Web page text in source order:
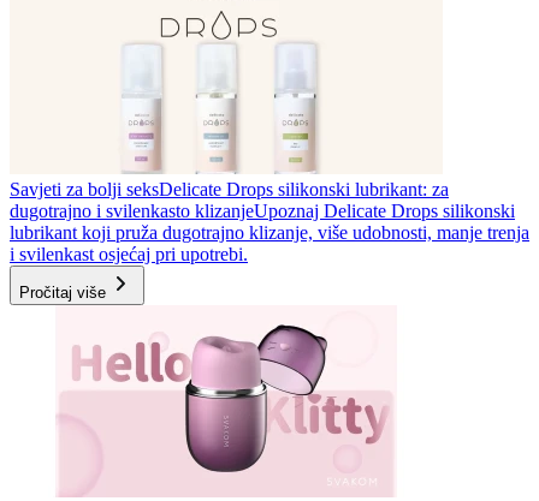
Savjeti za bolji seksDelicate Drops silikonski lubrikant: za
dugotrajno i svilenkasto klizanjeUpoznaj Delicate Drops silikonski
lubrikant koji pruža dugotrajno klizanje, više udobnosti, manje trenja
i svilenkast osjećaj pri upotrebi.
Pročitaj više